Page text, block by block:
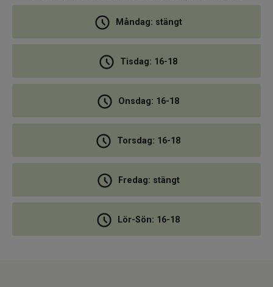
Måndag: stängt
Tisdag: 16-18
Onsdag: 16-18
Torsdag: 16-18
Fredag: stängt
Lör-Sön: 16-18